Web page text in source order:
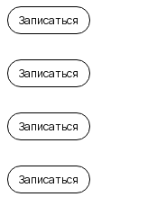
Записаться
Записаться
Записаться
Записаться